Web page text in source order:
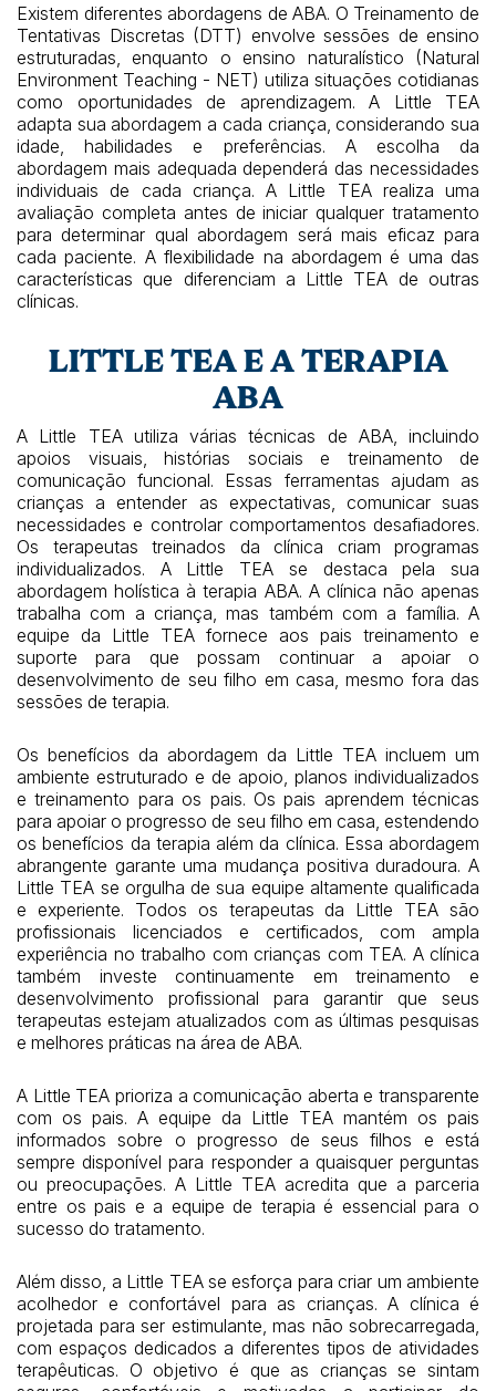
Existem diferentes abordagens de ABA. O Treinamento de
Tentativas Discretas (DTT) envolve sessões de ensino
estruturadas, enquanto o ensino naturalístico (Natural
Environment Teaching - NET) utiliza situações cotidianas
como oportunidades de aprendizagem. A Little TEA
adapta sua abordagem a cada criança, considerando sua
idade, habilidades e preferências. A escolha da
abordagem mais adequada dependerá das necessidades
individuais de cada criança. A Little TEA realiza uma
avaliação completa antes de iniciar qualquer tratamento
para determinar qual abordagem será mais eficaz para
cada paciente. A flexibilidade na abordagem é uma das
características que diferenciam a Little TEA de outras
clínicas.
LITTLE TEA E A TERAPIA
ABA
A Little TEA utiliza várias técnicas de ABA, incluindo
apoios visuais, histórias sociais e treinamento de
comunicação funcional. Essas ferramentas ajudam as
crianças a entender as expectativas, comunicar suas
necessidades e controlar comportamentos desafiadores.
Os terapeutas treinados da clínica criam programas
individualizados. A Little TEA se destaca pela sua
abordagem holística à terapia ABA. A clínica não apenas
trabalha com a criança, mas também com a família. A
equipe da Little TEA fornece aos pais treinamento e
suporte para que possam continuar a apoiar o
desenvolvimento de seu filho em casa, mesmo fora das
sessões de terapia.
Os benefícios da abordagem da Little TEA incluem um
ambiente estruturado e de apoio, planos individualizados
e treinamento para os pais. Os pais aprendem técnicas
para apoiar o progresso de seu filho em casa, estendendo
os benefícios da terapia além da clínica. Essa abordagem
abrangente garante uma mudança positiva duradoura. A
Little TEA se orgulha de sua equipe altamente qualificada
e experiente. Todos os terapeutas da Little TEA são
profissionais licenciados e certificados, com ampla
experiência no trabalho com crianças com TEA. A clínica
também investe continuamente em treinamento e
desenvolvimento profissional para garantir que seus
terapeutas estejam atualizados com as últimas pesquisas
e melhores práticas na área de ABA.
A Little TEA prioriza a comunicação aberta e transparente
com os pais. A equipe da Little TEA mantém os pais
informados sobre o progresso de seus filhos e está
sempre disponível para responder a quaisquer perguntas
ou preocupações. A Little TEA acredita que a parceria
entre os pais e a equipe de terapia é essencial para o
sucesso do tratamento.
Além disso, a Little TEA se esforça para criar um ambiente
acolhedor e confortável para as crianças. A clínica é
projetada para ser estimulante, mas não sobrecarregada,
com espaços dedicados a diferentes tipos de atividades
terapêuticas. O objetivo é que as crianças se sintam